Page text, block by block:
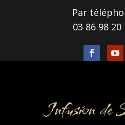
Par
03 86 98 20
Infusion de